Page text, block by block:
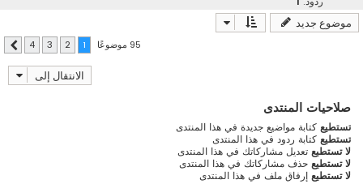
موضوع جديد
95 موضوعًا 2
3
4 التالي
الانتقال إلى
صلاحيات المنتدى
تستطيعكتابة مواضيع جديدة في هذا المنتدى
تستطيعكتابة ردود في هذا المنتدى
لا تستطيعتعديل مشاركاتك في هذا المنتدى
لا تستطيعحذف مشاركاتك في هذا المنتدى
لا تستطيعإرفاق ملف في هذا المنتدى